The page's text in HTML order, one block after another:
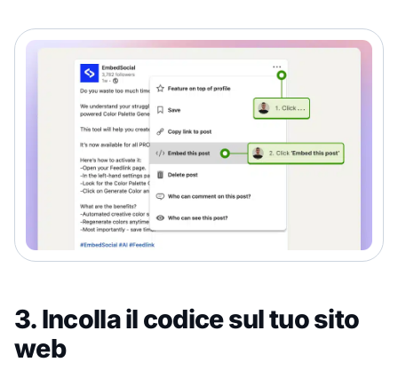
3. Incolla il codice sul tuo sito
web